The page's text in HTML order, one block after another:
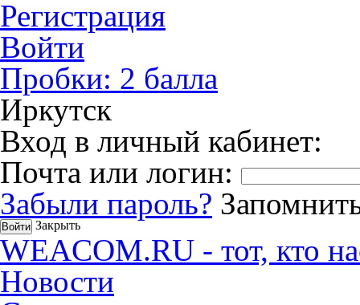
Регистрация
Войти
Пробки: 2 балла
Иркутск
Вход в личный кабинет:
Почта или логин:
Забыли пароль?
Закрыть
WEACOM.RU - тот, кто
Новости